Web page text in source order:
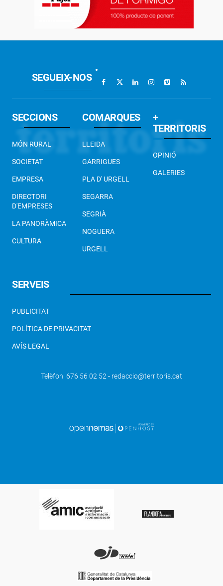
L'alimentació saludable i l'exercici
milloren l'estat dels pacients amb
trastorn bipolar
SEGUEIX-NOS
SECCIONS
MÓN RURAL
SOCIETAT
EMPRESA
DIRECTORI
D'EMPRESES
LA PANORÀMICA
CULTURA
COMARQUES
LLEIDA
GARRIGUES
PLA D' URGELL
SEGARRA
SEGRIÀ
NOGUERA
URGELL
+
TERRITORIS
OPINIÓ
GALERIES
SERVEIS
PUBLICITAT
POLÍTICA DE PRIVACITAT
AVÍS LEGAL
Telèfon 676 56 02 52 - redaccio@territoris.cat